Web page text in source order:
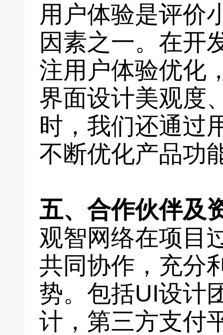
用户体验是评价
因素之一。在开
注用户体验优化
界面设计美观度
时，我们还通过
不断优化产品功
五、合作伙伴及
观智网络在项目
共同协作，充分
势。包括UI设计
计，第三方支付